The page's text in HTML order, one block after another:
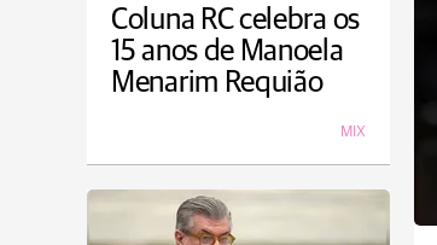
Coluna RC celebra os
15 anos de Manoela
Menarim Requião
MIX